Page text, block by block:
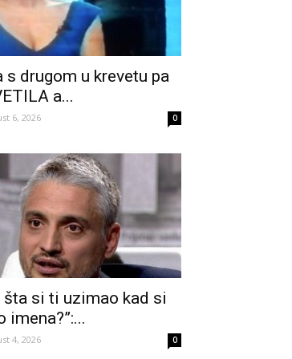
s drugom u krevetu pa
a...
6, 2026 0
šta si ti uzimao kad si
imena?”:...
4, 2026 0